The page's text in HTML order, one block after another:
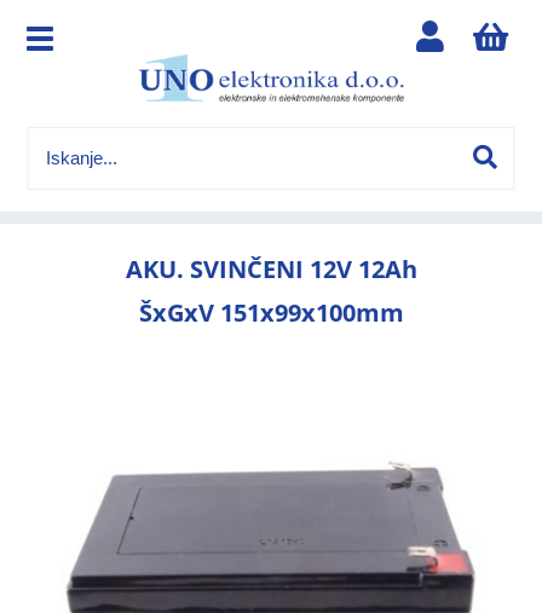
AKU. SVINČENI 12V 12Ah
ŠxGxV 151x99x100mm